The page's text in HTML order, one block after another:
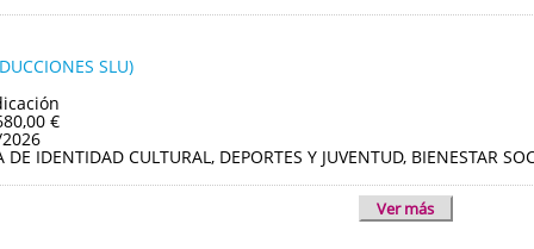
SLU)
€
DE IDENTIDAD CULTURAL, DEPORTES Y JUVENTUD, BIENESTAR
Ver más